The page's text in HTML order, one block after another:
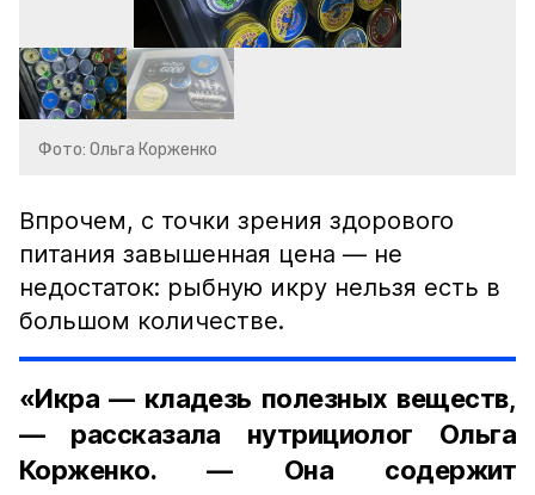
Фото: Ольга Корженко
Впрочем, с точки зрения здорового
питания завышенная цена — не
недостаток: рыбную икру нельзя есть в
большом количестве.
«Икра — кладезь полезных веществ,
— рассказала нутрициолог Ольга
Корженко. — Она содержит